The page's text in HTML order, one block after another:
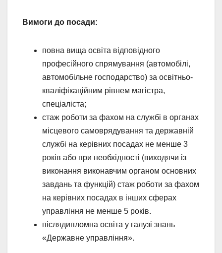
Вимоги до посади:
повна вища освіта відповідного
професійного спрямування (автомобілі,
автомобільне господарство) за освітньо-
кваліфікаційним рівнем магістра,
спеціаліста;
стаж роботи за фахом на службі в органах
місцевого самоврядування та державній
службі на керівних посадах не менше 3
років або при необхідності (виходячи із
виконання виконавчим органом основних
завдань та функцій) стаж роботи за фахом
на керівних посадах в інших сферах
управління не менше 5 років.
післядипломна освіта у галузі знань
«Державне управління».